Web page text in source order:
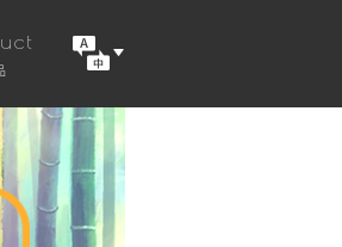
日语
英语
中文 - 繁体字
中文 - 简体字